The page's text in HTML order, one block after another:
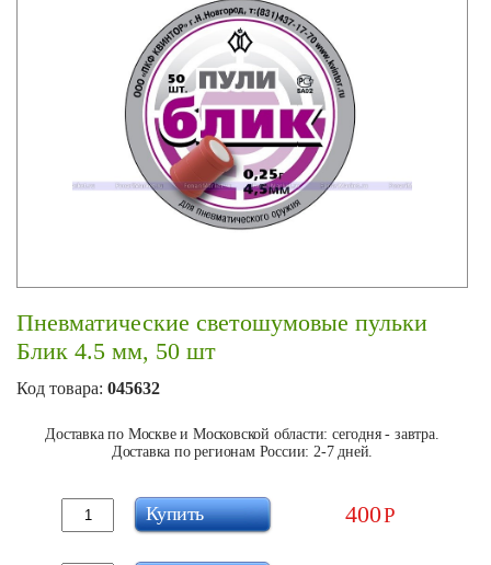
Пневматические светошумовые пульки
Блик 4.5 мм, 50 шт
Код товара: 045632
Доставка по Москве и Московской области: сегодня - завтра.
Доставка по регионам России: 2-7 дней.
400Р
Купить